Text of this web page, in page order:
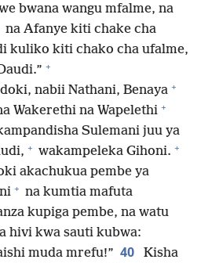
bwana wangu mfalme, na
na Afanye kiti chake cha
kuliko kiti chako cha ufalme,
+
nabii Nathani, Benaya +
Wakerethi na Wapelethi +
Sulemani juu ya
+ wakampeleka Gihoni. +
akachukua pembe ya
+ na kumtia mafuta
kupiga pembe, na watu
hivi kwa sauti kubwa:
muda mrefu!” 40
Kisha